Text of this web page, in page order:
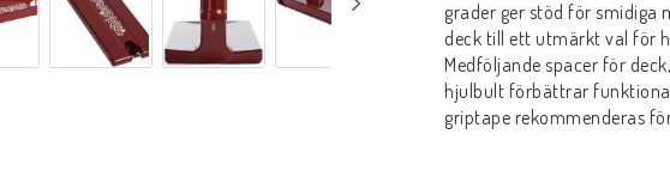
grader ger stöd för smidiga
deck till ett utmärkt val för
Medföljande spacer för
hjulbult förbättrar
griptape rekommenderas